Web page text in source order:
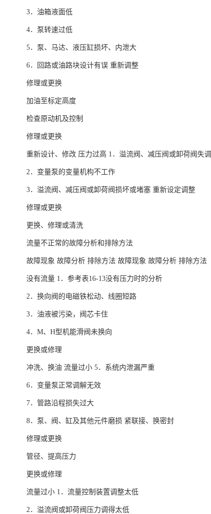
3．油箱液面低
4．泵转速过低
5．泵、马达、液压缸损坏、内泄大
6．回路或油路块设计有误 重新调整
修理或更换
加油至标定高度
检查原动机及控制
修理或更换
重新设计、修改 压力过高 1．溢流阀、减压阀或卸荷阀失调
2．变量泵的变量机构不工作
3．溢流阀、减压阀或卸荷阀损坏或堵塞 重新设定调整
修理或更换
更换、修理或清洗
流量不正常的故障分析和排除方法
故障现象 故障分析 排除方法 故障现象 故障分析 排除方法
没有流量 1．参考表16-13没有压力时的分析
2．换向阀的电磁铁松动、线圈短路
3．油液被污染，阀芯卡住
4．M、H型机能滑阀未换向
更换或修理
冲洗、换油 流量过小 5．系统内泄漏严重
6．变量泵正常调解无效
7．管路沿程损失过大
8．泵、阀、缸及其他元件磨损 紧联接、换密封
修理或更换
管径、提高压力
更换或修理
流量过小 1．流量控制装置调整太低
2．溢流阀或卸荷阀压力调得太低